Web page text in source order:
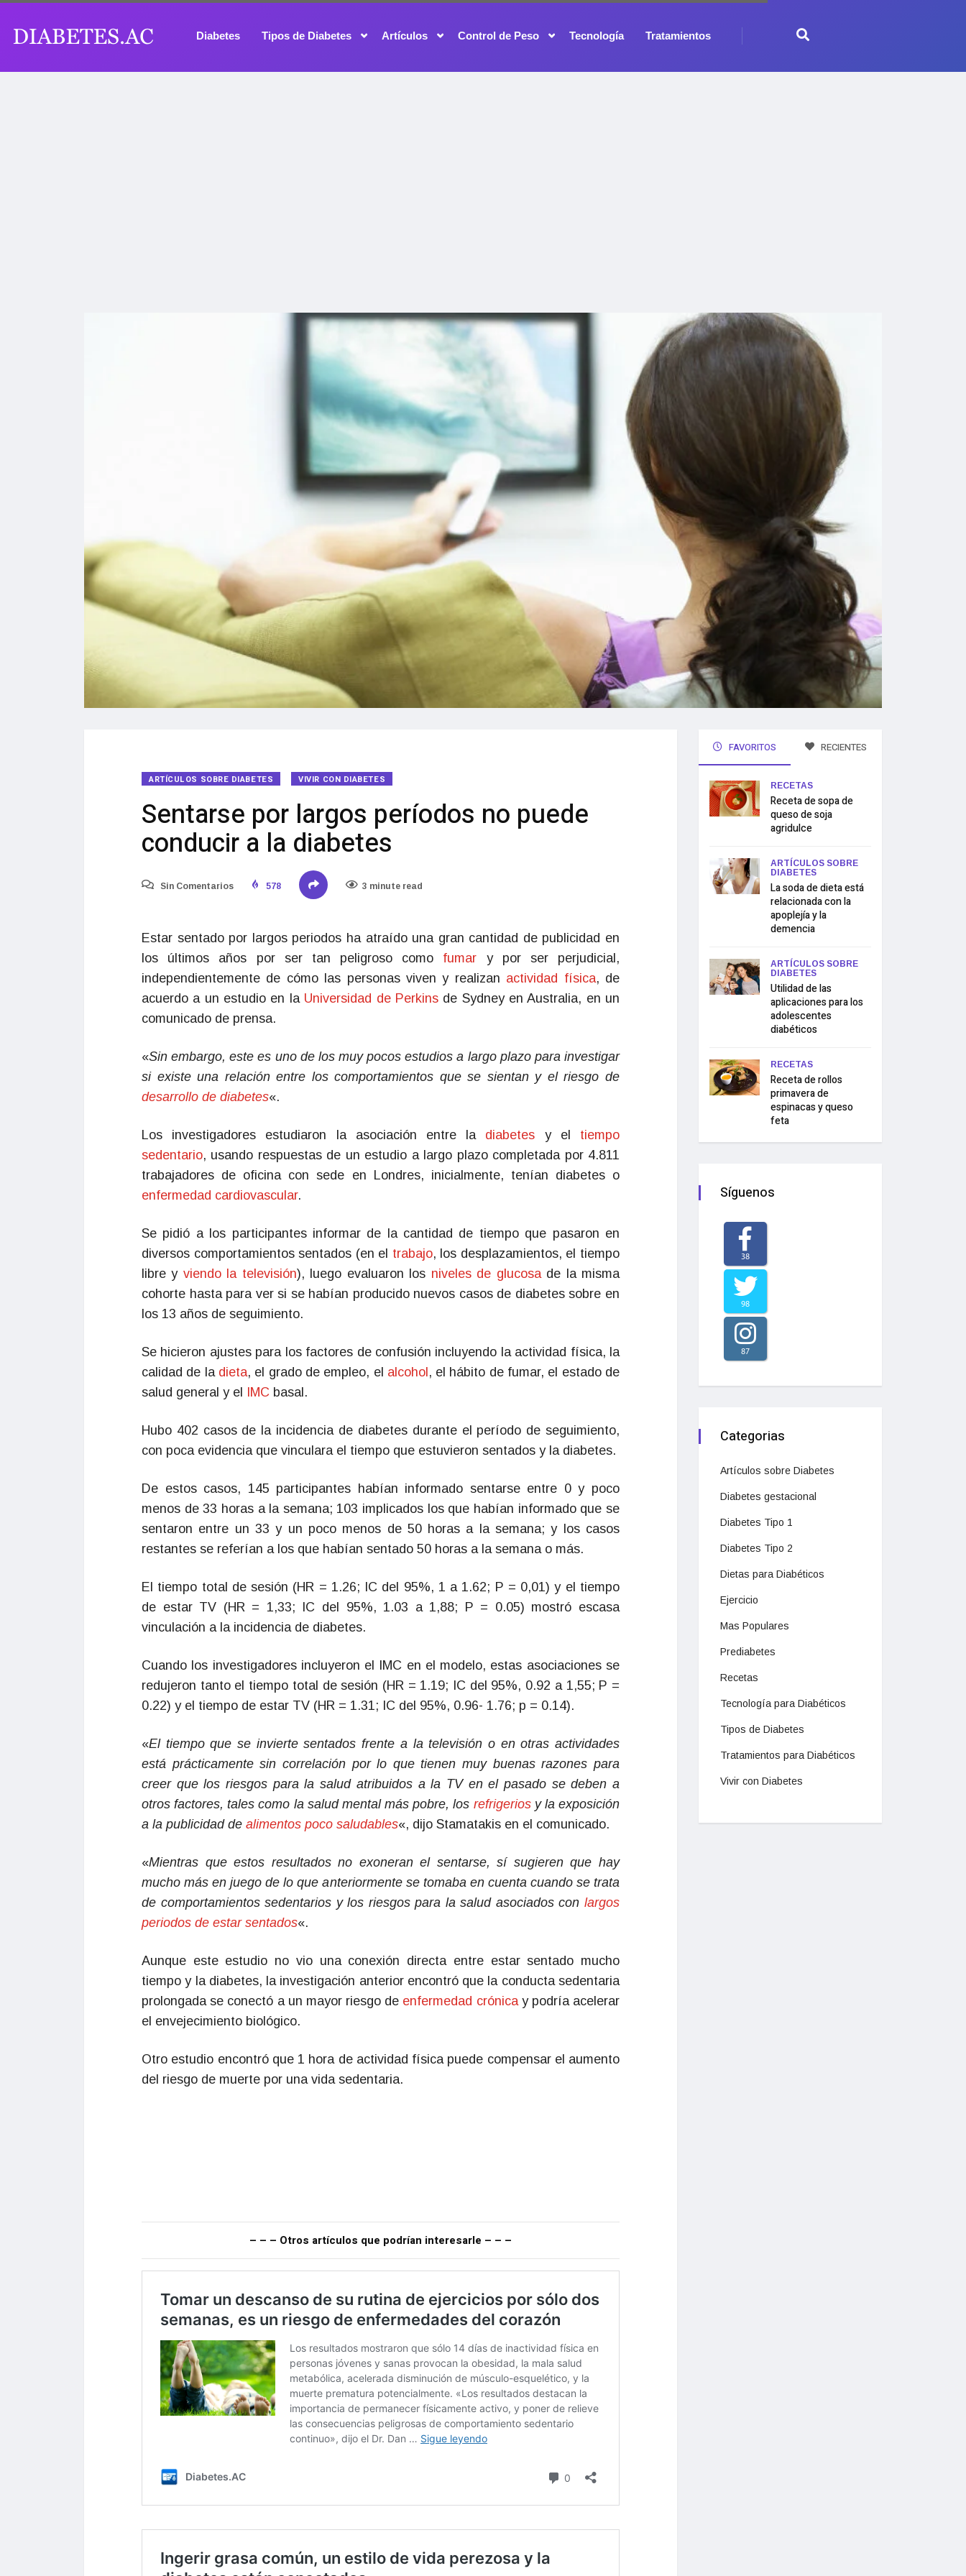
Diabetes Tipos de Diabetes Artículos Control de Peso Tecnología Tratamientos
ARTÍCULOS SOBRE DIABETES VIVIR CON DIABETES
Sentarse por largos períodos no puede
conducir a la diabetes
Sin Comentarios 578 3 minute read
Estar sentado por largos periodos ha atraído una gran cantidad de publicidad en
los últimos años por ser tan peligroso como fumar y por ser perjudicial,
independientemente de cómo las personas viven y realizan actividad física, de
acuerdo a un estudio en la Universidad de Perkinsde Sydney en Australia, en un
comunicado de prensa.
«Sin embargo, este es uno de los muy pocos estudios a largo plazo para investigar
si existe una relación entre los comportamientos que se sientan y el riesgo de
desarrollo de diabetes«.
Los investigadores estudiaron la asociación entre la diabetes y el tiempo
sedentario, usando respuestas de un estudio a largo plazo completada por 4.811
trabajadores de oficina con sede en Londres, inicialmente, tenían diabetes o
enfermedad cardiovascular.
Se pidió a los participantes informar de la cantidad de tiempo que pasaron en
diversos comportamientos sentados (en el trabajo, los desplazamientos, el tiempo
libre y viendo la televisión), luego evaluaron los niveles de glucosade la misma
cohorte hasta para ver si se habían producido nuevos casos de diabetes sobre en
los 13 años de seguimiento.
Se hicieron ajustes para los factores de confusión incluyendo la actividad física, la
calidad de la dieta, el grado de empleo, el alcohol , el hábito de fumar, el estado de
salud general y el
IMC basal.
Hubo 402 casos de la incidencia de diabetes durante el período de seguimiento,
con poca evidencia que vinculara el tiempo que estuvieron sentados y la diabetes.
De estos casos, 145 participantes habían informado sentarse entre 0 y poco
menos de 33 horas a la semana; 103 implicados los que habían informado que se
sentaron entre un 33 y un poco menos de 50 horas a la semana; y los casos
restantes se referían a los que habían sentado 50 horas a la semana o más.
El tiempo total de sesión (HR = 1.26; IC del 95%, 1 a 1.62; P = 0,01) y el tiempo
de estar TV (HR = 1,33; IC del 95%, 1.03 a 1,88; P = 0.05) mostró escasa
vinculación a la incidencia de diabetes.
Cuando los investigadores incluyeron el IMC en el modelo, estas asociaciones se
redujeron tanto el tiempo total de sesión (HR = 1.19; IC del 95%, 0.92 a 1,55; P =
0.22) y el tiempo de estar TV (HR = 1.31; IC del 95%, 0.96- 1.76; p = 0.14).
«El tiempo que se invierte sentados frente a la televisión o en otras actividades
está prácticamente sin correlación por lo que tienen muy buenas razones para
creer que los riesgos para la salud atribuidos a la TV en el pasado se deben a
otros factores, tales como la salud mental más pobre, los refrigerios y la exposición
a la publicidad de alimentos poco saludables«, dijo Stamatakis en el comunicado.
«Mientras que estos resultados no exoneran el sentarse, sí sugieren que hay
mucho más en juego de lo que anteriormente se tomaba en cuenta cuando se trata
de comportamientos sedentarios y los riesgos para la salud asociados con largos
periodos de estar sentados«.
Aunque este estudio no vio una conexión directa entre estar sentado mucho
tiempo y la diabetes, la investigación anterior encontró que la conducta sedentaria
prolongada se conectó a un mayor riesgo de enfermedad crónicay podría acelerar
el envejecimiento biológico.
Otro estudio encontró que 1 hora de actividad física puede compensar el aumento
del riesgo de muerte por una vida sedentaria.
– – – Otros artículos que podrían interesarle – – –
FAVORITOS RECIENTES
RECETAS
Receta de sopa de
queso de soja
agridulce
ARTÍCULOS SOBRE
DIABETES
La soda de dieta está
relacionada con la
apoplejía y la
demencia
ARTÍCULOS SOBRE
DIABETES
Utilidad de las
aplicaciones para los
adolescentes
diabéticos
RECETAS
Receta de rollos
primavera de
espinacas y queso
feta
Síguenos
38
98
87
Categorias
Artículos sobre Diabetes
Diabetes gestacional
Diabetes Tipo 1
Diabetes Tipo 2
Dietas para Diabéticos
Ejercicio
Mas Populares
Prediabetes
Recetas
Tecnología para Diabéticos
Tipos de Diabetes
Tratamientos para Diabéticos
Vivir con Diabetes